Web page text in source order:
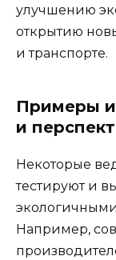
улучшению
открытию
и транспорте.
Примеры
и
Некоторые
тестируют и
Например,